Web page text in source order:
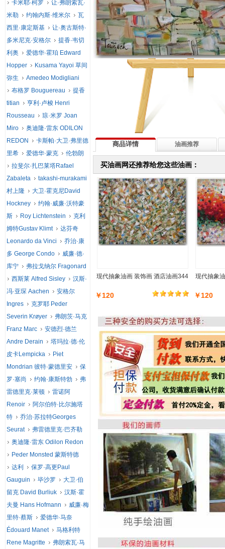
商品详情 油画推荐
买油画网还推荐给您这些油画：
现代抽象油画 装饰画 酒店油画344
￥120
现代抽象
￥120
卡米耶·柯罗
让·弗朗索瓦·
米勒
约翰内斯·维米尔
瓦
西里·康定斯基
让·奥古斯特·
多米尼克·安格尔
提香·韦切
利奥
爱德华·霍珀 Edward
Hopper
Kusama Yayoi 草间
弥生
Amedeo Modigliani
布格罗 Bouguereau
提香
titian
亨利·卢梭 Henri
Rousseau
琼·米罗 Joan
Miro
奥迪隆·雷东 ODILON
REDON
卡斯帕·大卫·弗里德
里希
爱德华·蒙克
伦勃朗
拉斐尔·扎巴莱塔Rafael
Zabaleta
takashi-murakami
村上隆
大卫·霍克尼David
Hockney
约翰·威廉·沃特豪
斯
Roy Lichtenstein
克利
姆特Gustav Klimt
达芬奇
Leonardo da Vinci
乔治·康
多 George Condo
威廉·德·
库宁
弗拉戈纳尔 Fragonard
西斯莱 Alfred Sisley
汉斯·
冯·亚琛 Aachen
安格尔
Ingres
克罗耶 Peder
Severin Krøyer
弗朗茨·马克
Franz Marc
安德烈·德兰
Andre Derain
塔玛拉·德·伦
皮卡Lempicka
Piet
Mondrian 彼特·蒙德里安
保
罗·塞尚
约翰·康斯特勃
弗
雷德里克·莱顿
雷诺阿
Renoir
阿尔伯特·比尔施塔
特
乔治·苏拉特Georges
Seurat
弗雷德里克·巴齐勒
奥迪隆·雷东 Odilon Redon
Peder Monsted 蒙斯特德
达利
保罗·高更Paul
Gauguin
毕沙罗
大卫·伯
留克 David Burliuk
汉斯·霍
夫曼 Hans Hofmann
威廉·梅
里特·蔡斯
爱德华·马奈
Édouard Manet
马格利特
Rene Magritte
弗朗索瓦·马